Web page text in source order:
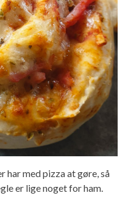
har med pizza at gøre, så
er lige noget for ham.